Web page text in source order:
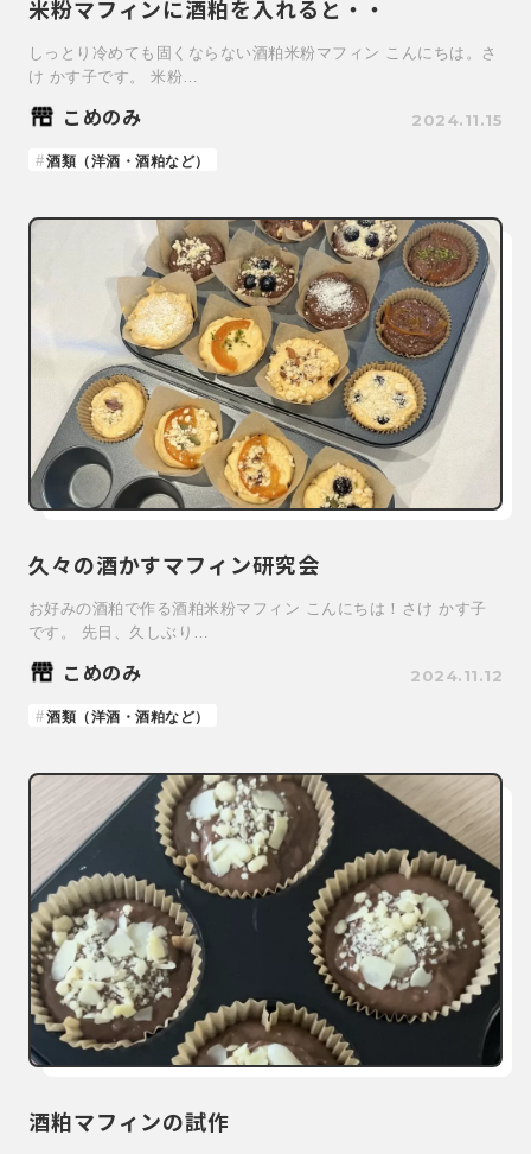
米粉マフィンに酒粕を入れると・・
しっとり冷めても固くならない酒粕米粉マフィン こんにちは。さ
け かす子です。 米粉…
こめのみ 2024.11.15
酒類（洋酒・酒粕など）
久々の酒かすマフィン研究会
お好みの酒粕で作る酒粕米粉マフィン こんにちは！さけ かす子
です。 先日、久しぶり…
こめのみ 2024.11.12
酒類（洋酒・酒粕など）
酒粕マフィンの試作